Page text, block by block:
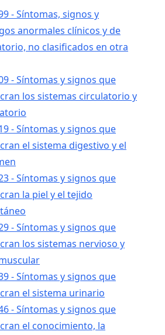
- Síntomas, signos y
anormales clínicos y de
no clasificados en otra
- Síntomas y signos que
los sistemas circulatorio y
- Síntomas y signos que
el sistema digestivo y el
- Síntomas y signos que
la piel y el tejido
- Síntomas y signos que
los sistemas nervioso y
- Síntomas y signos que
el sistema urinario
- Síntomas y signos que
el conocimiento, la